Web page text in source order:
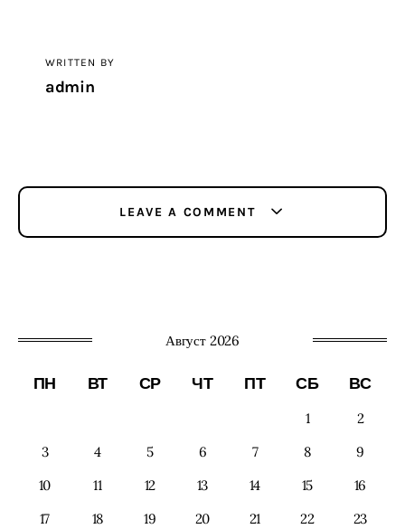
WRITTEN BY
admin
LEAVE A COMMENT
Август 2026
ПН ВТ СР ЧТ ПТ СБ ВС
1
2
3
4 5 6 7 8
9
10
11 12 13 14 15
16
17
18 19 20 21 22
23